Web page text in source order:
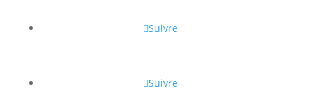
Suivre
Suivre